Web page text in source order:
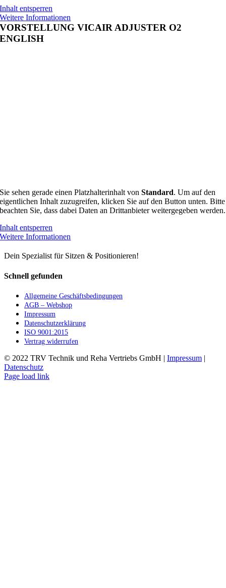
Inhalt entsperren
Weitere Informationen
VORSTELLUNG VICAIR ADJUSTER O2
ENGLISH
Sie sehen gerade einen Platzhalterinhalt vonStandard. Um auf den
eigentlichen Inhalt zuzugreifen, klicken Sie auf den Button unten. Bitte
beachten Sie, dass dabei Daten an Drittanbieter weitergegeben werden.
Inhalt entsperren
Weitere Informationen
Dein Spezialist für Sitzen & Positionieren!
Schnell gefunden
Allgemeine Geschäftsbedingungen
AGB – Webshop
Impressum
Datenschutzerklärung
ISO 9001:2015
Vertrag widerrufen
© 2022 TRV Technik und Reha Vertriebs GmbH | Impressum |
Datenschutz
Facebook
Instagram
E-
Page load link